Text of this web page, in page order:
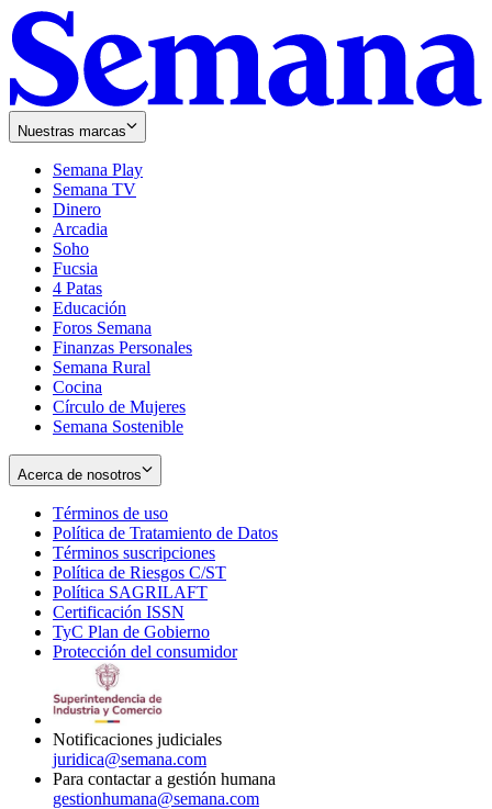
Nuestras marcas
Semana Play
Semana TV
Dinero
Arcadia
Soho
in
new
window
Fucsia
in
new
window
4 Patas
Educación
Foros Semana
Finanzas Personales
Semana Rural
Cocina
Círculo de Mujeres
Semana Sostenible
Acerca de nosotros
Términos de uso
in
new
window
Política de Tratamiento de Datos
Términos suscripciones
in
Política de Riesgos C/ST
Política SAGRILAFT
new
window
Certificación ISSN
in
new
TyC Plan de Gobierno
in
Protección del consumidorOpens
Notificaciones judiciales
juridica@semana.com
Para contactar a gestión humana
gestionhumana@semana.com